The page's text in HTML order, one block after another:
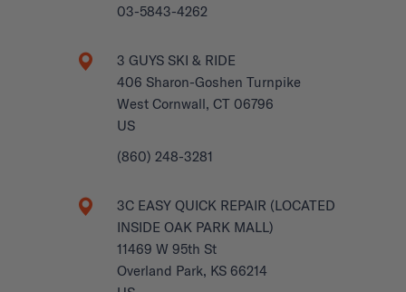
03-5843-4262
3 GUYS SKI & RIDE
406 Sharon-Goshen Turnpike
West Cornwall, CT 06796
US
(860) 248-3281
3C EASY QUICK REPAIR (LOCATED
INSIDE OAK PARK MALL)
11469 W 95th St
Overland Park, KS 66214